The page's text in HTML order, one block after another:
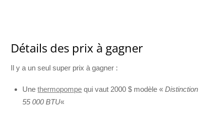
Détails des prix à gagner
Il y a un seul super prix à gagner :
Unethermopompe qui vaut 2000 $ modèle «Distinction
55 000 BTU«